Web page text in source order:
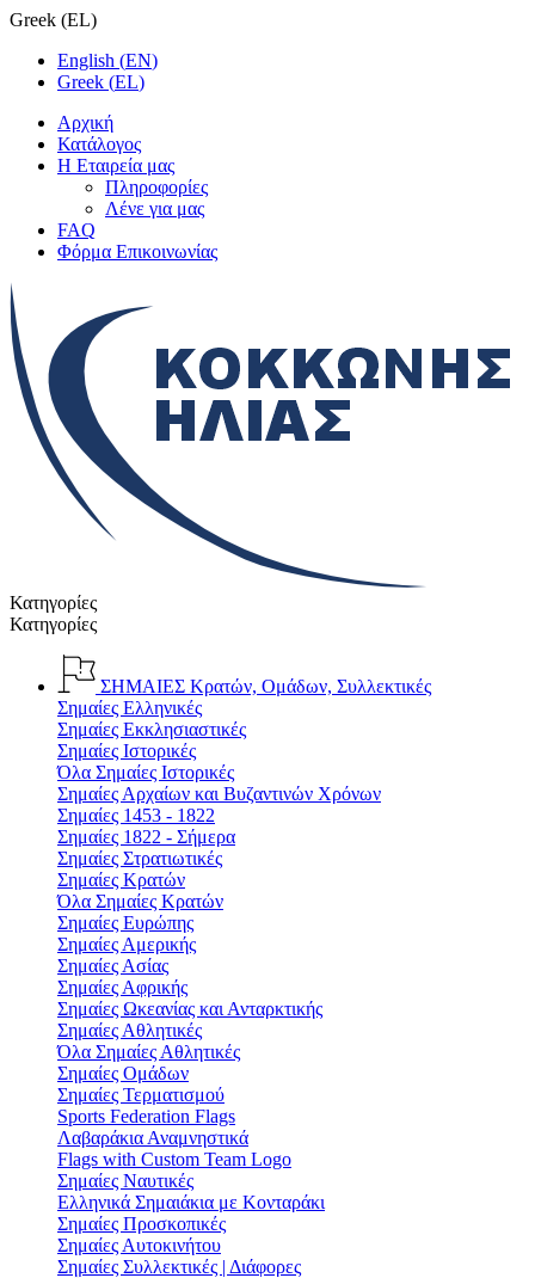
Greek (EL)
English (EN)
Greek (EL)
Αρχική
Κατάλογος
Η Εταιρεία μας
Πληροφορίες
Λένε για μας
FAQ
Φόρμα Επικοινωνίας
Κατηγορίες
Κατηγορίες
ΣΗΜΑΙΕΣ Κρατών, Ομάδων, Συλλεκτικές
Σημαίες Ελληνικές
Σημαίες Εκκλησιαστικές
Σημαίες Ιστορικές
Όλα Σημαίες Ιστορικές
Σημαίες Αρχαίων και Βυζαντινών Χρόνων
Σημαίες 1453 - 1822
Σημαίες 1822 - Σήμερα
Σημαίες Στρατιωτικές
Σημαίες Κρατών
Όλα Σημαίες Κρατών
Σημαίες Ευρώπης
Σημαίες Αμερικής
Σημαίες Ασίας
Σημαίες Αφρικής
Σημαίες Ωκεανίας και Ανταρκτικής
Σημαίες Αθλητικές
Όλα Σημαίες Αθλητικές
Σημαίες Ομάδων
Σημαίες Τερματισμού
Sports Federation Flags
Λαβαράκια Αναμνηστικά
Flags with Custom Team Logo
Σημαίες Ναυτικές
Ελληνικά Σημαιάκια με Κονταράκι
Σημαίες Προσκοπικές
Σημαίες Αυτοκινήτου
Σημαίες Συλλεκτικές | Διάφορες